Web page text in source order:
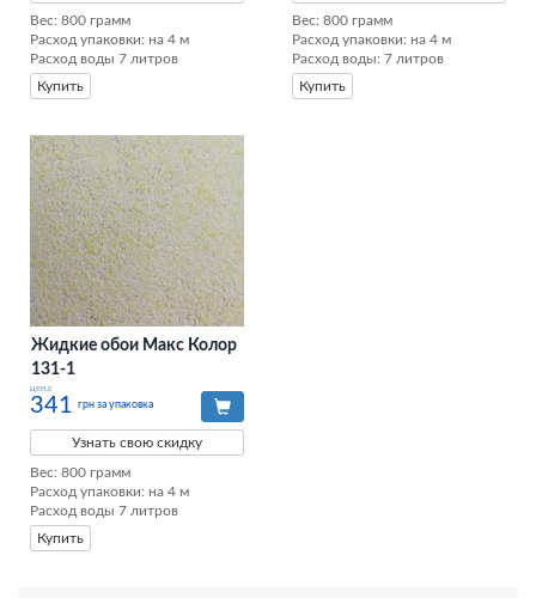
Вес: 800 грамм
Расход упаковки: на 4 м
Расход воды 7 литров
Купить
Вес: 800 грамм
Расход упаковки: на 4 м
Расход воды: 7 литров
Купить
Жидкие обои Макс Колор
131-1
цена
341 грн за упаковка
Узнать свою скидку
Вес: 800 грамм
Расход упаковки: на 4 м
Расход воды 7 литров
Купить